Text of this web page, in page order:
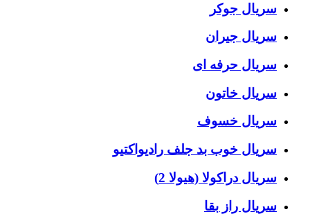
سریال جوکر
سریال جیران
سریال حرفه ای
سریال خاتون
سریال خسوف
سریال خوب بد جلف رادیواکتیو
سریال دراکولا (هیولا 2)
سریال راز بقا